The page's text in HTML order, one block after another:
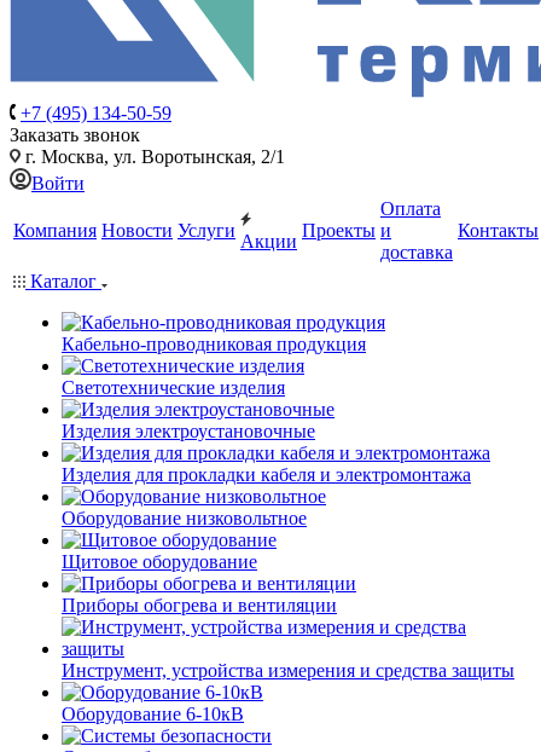
+7 (495) 134-50-59
Заказать звонок
г. Москва, ул. Воротынская, 2/1
Войти
Компания Новости Услуги
Акции
Проекты
Оплата
и
доставка
Контакты
Каталог
Кабельно-проводниковая продукция
Светотехнические изделия
Изделия электроустановочные
Изделия для прокладки кабеля и электромонтажа
Оборудование низковольтное
Щитовое оборудование
Приборы обогрева и вентиляции
Инструмент, устройства измерения и средства защиты
Оборудование 6-10кВ